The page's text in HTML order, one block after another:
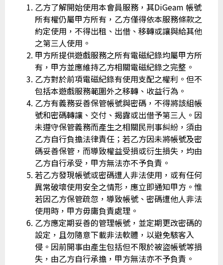
乙方了解開始使用本會員服務，其DiGeam 帳號
所有權仍屬甲方所有，乙方僅得依本服務條款之
約定使用，不得出租、出借、移轉或讓與給其他
之第三人使用。
甲方所提供遊戲服務之所有電磁紀錄均屬甲方所
有，甲方並應維持乙方相關電磁紀錄之完整。
乙方對於前項電磁紀錄有使用支配之權利。但不
包括本遊戲服務範圍外之移轉、收益行為。
乙方有義務妥善保管帳號與密碼，不得將該組帳
號和密碼轉讓、交付、揭露或出借予第三人。因
未遵守保管義務而產生之相關民刑事糾紛，須由
乙方自行負擔法律責任；若乙方因未將帳號及密
碼妥善保管，而導致權益受損或衍生損失，均由
乙方自行承受，甲方無法亦不予負責。
若乙方發現帳號或密碼遭人非法使用，或有任何
異常破壞使用安全之情形，應立即通知甲方。惟
若因乙方保管疏忽，導致帳號、密碼遭他人非法
使用時，甲方毋庸負責處理。
乙方應定期妥善的管理帳號，並定期更改密碼的
設定，且勿隨意下載非法軟體，以避免駭客入
侵。因前開事由產生包括但不限於被盜帳號等損
失，由乙方自行承擔，甲方無法亦不予負責。